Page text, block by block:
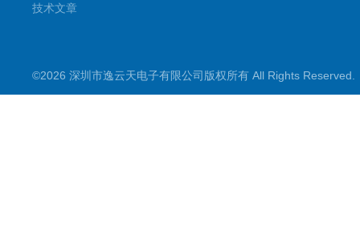
技术文章
©2026 深圳市逸云天电子有限公司版权所有 All Rights